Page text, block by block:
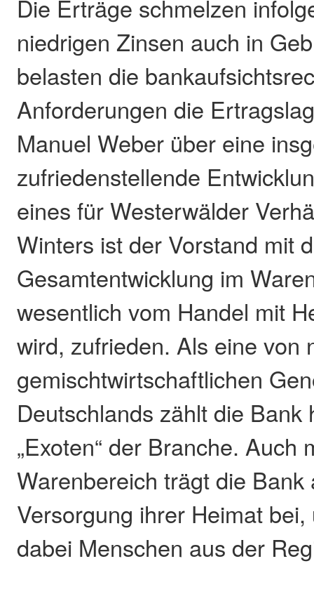
Die Erträge schmelzen
niedrigen Zinsen auch in
belasten die
Anforderungen die
Manuel Weber über eine
zufriedenstellende
eines für Westerwälder
Winters ist der Vorstand mit
Gesamtentwicklung im
wesentlich vom Handel mit
wird, zufrieden. Als eine von
gemischtwirtschaftlichen
Deutschlands zählt die Bank
„Exoten“ der Branche. Auch
Warenbereich trägt die
Versorgung ihrer Heimat
dabei Menschen aus der